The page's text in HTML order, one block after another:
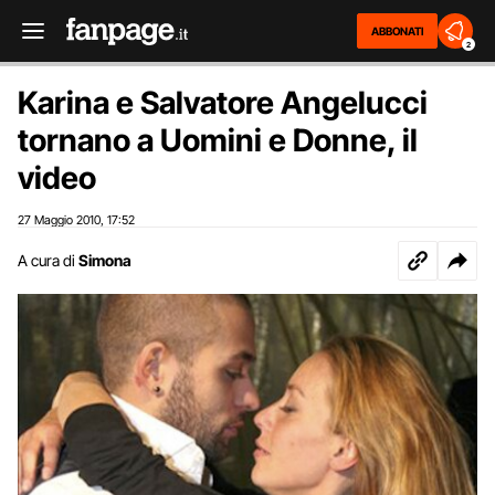
ABBONATI
2
Karina e Salvatore Angelucci
tornano a Uomini e Donne, il
video
27 Maggio 2010 17:52
A cura di Simona